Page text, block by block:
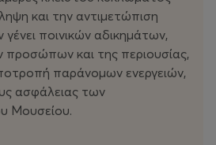
και την αντιμετώπιση
γένει ποινικών αδικημάτων,
και της περιουσίας,
παράνομων ενεργειών,
ασφάλειας των
Μουσείου.